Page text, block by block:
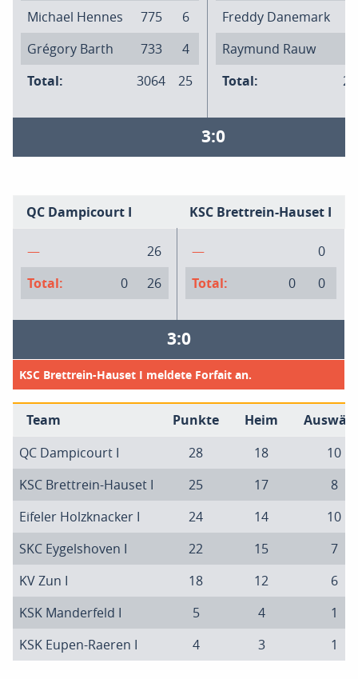
Michael Hennes
775
6
Grégory Barth
733
4
Total:
3064 25
Freddy Danemark
Raymund Rauw
Total:
3:0
QC Dampicourt I KSC Brettrein-Hauset I
—
26
Total:
0 26
—
0
Total:
0 0
3:0
KSC Brettrein-Hauset I meldete Forfait an.
Team Punkte Heim
QC Dampicourt I
28 18
10
KSC Brettrein-Hauset I
25 17
8
Eifeler Holzknacker I
24 14
10
SKC Eygelshoven I
22 15
7
KV Zun I
18 12
6
KSK Manderfeld I
5 4
1
KSK Eupen-Raeren I
4 3 1